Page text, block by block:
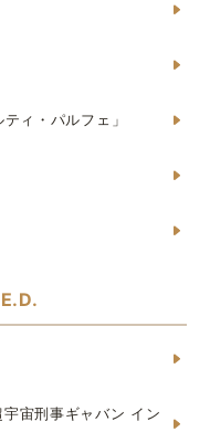
ィ・パルフェ」
宙刑事ギャバン イン